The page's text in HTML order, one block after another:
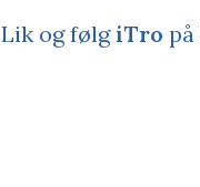
Lik og følgiTro på